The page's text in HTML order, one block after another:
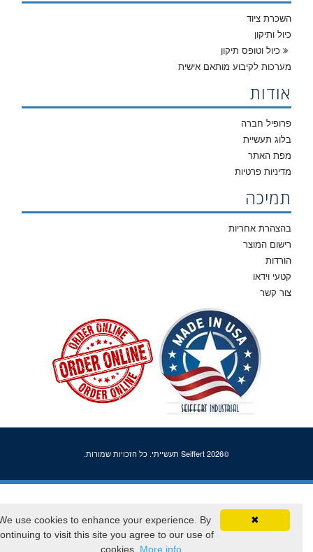
השכרת ציוד
כיול ותיקון
כיול וטופס תיקון
מערכות לקיבוע מותאם אישית
אודות
פרופיל חברה
בלוג תעשיית
מפת האתר
מדיניות פרטיות
תמיכה
בהצהרת אחריות
רישום המוצר
הורדות
קטעי וידאו
צור קשר
We use cookies to enhance your experience. By
continuing to visit this site you agree to our use of
cookies.More info